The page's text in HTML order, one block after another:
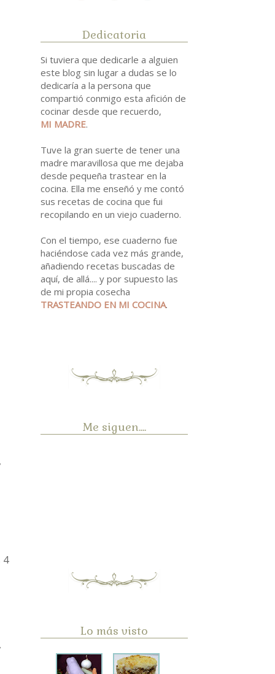
4
Dedicatoria
Si tuviera que dedicarle a alguien
este blog sin lugar a dudas se lo
dedicaría a la persona que
compartió conmigo esta afición de
cocinar desde que recuerdo,
MI MADRE.
Tuve la gran suerte de tener una
madre maravillosa que me dejaba
desde pequeña trastear en la
cocina. Ella me enseñó y me contó
sus recetas de cocina que fui
recopilando en un viejo cuaderno.
Con el tiempo, ese cuaderno fue
haciéndose cada vez más grande,
añadiendo recetas buscadas de
aquí, de allá.... y por supuesto las
de mi propia cosecha
TRASTEANDO EN MI COCINA.
Me siguen....
Lo más visto